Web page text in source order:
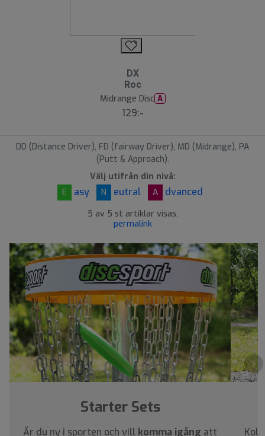
DX
Roc
Midrange Disc A
129:-
DD (Distance Driver), FD (fairway Driver), MD (Midrange), PA
(Putt & Approach).
Välj utifrån din nivå:
E
asy N eutral A dvanced
5 av 5 st artiklar visas.
permalink
›
Starter Sets
Är du ny i sporten och vill komma igång att